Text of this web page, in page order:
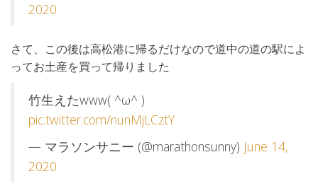
2020
さて、この後は高松港に帰るだけなので道中の道の駅によ
ってお土産を買って帰りました
竹生えたwww( ^ω^ )
pic.twitter.com/nunMjLCztY
— マラソンサニー (@marathonsunny) June 14,
2020